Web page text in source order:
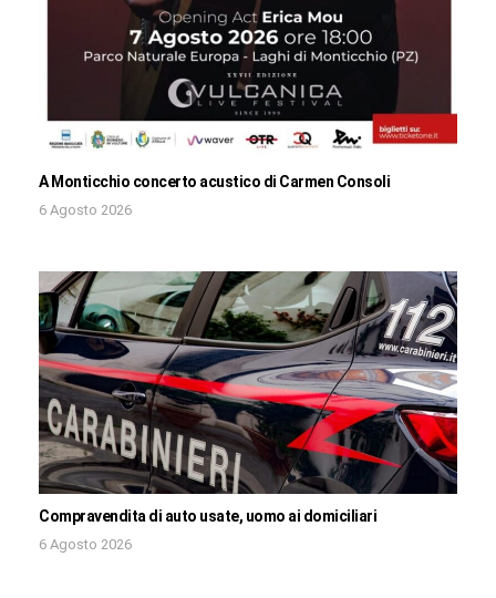
A Monticchio concerto acustico di Carmen Consoli
6 Agosto 2026
Compravendita di auto usate, uomo ai domiciliari
6 Agosto 2026